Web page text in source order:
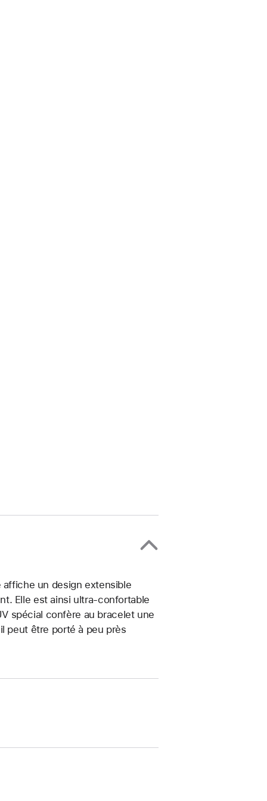
un design extensible
Elle est ainsi ultra-confortable
spécial confère au bracelet une
peut être porté à peu près